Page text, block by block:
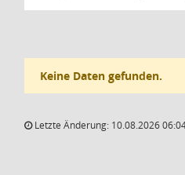
Keine Daten gefunden.
Letzte Änderung: 10.08.2026